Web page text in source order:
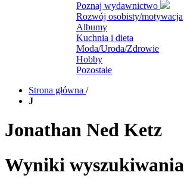
Poznaj wydawnictwo
Rozwój osobisty/motywacja
Albumy
Kuchnia i dieta
Moda/Uroda/Zdrowie
Hobby
Pozostałe
Strona główna /
J
Jonathan Ned Ketz
Wyniki wyszukiwania